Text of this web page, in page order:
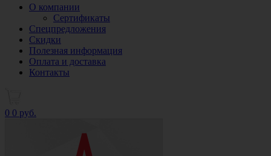
О компании
Сертификаты
Спецпредложения
Скидки
Полезная информация
Оплата и доставка
Контакты
0 0 руб.